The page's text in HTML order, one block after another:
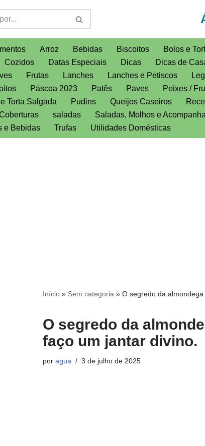
Arroz Bebidas Biscoitos Bolos e
Cozidos Datas Especiais Dicas Dicas de
Frutas Lanches Lanches e Petiscos
Páscoa 2023 Patês Paves Peixes /
Torta Salgada
Pudins Queijos Caseiros
saladas Saladas, Molhos e
e Bebidas
Trufas Utilidades Domésticas
Início» Sem categoria » O segredo da
O segredo da
faço um jantar divino.
por agua 3 de julho de 2025